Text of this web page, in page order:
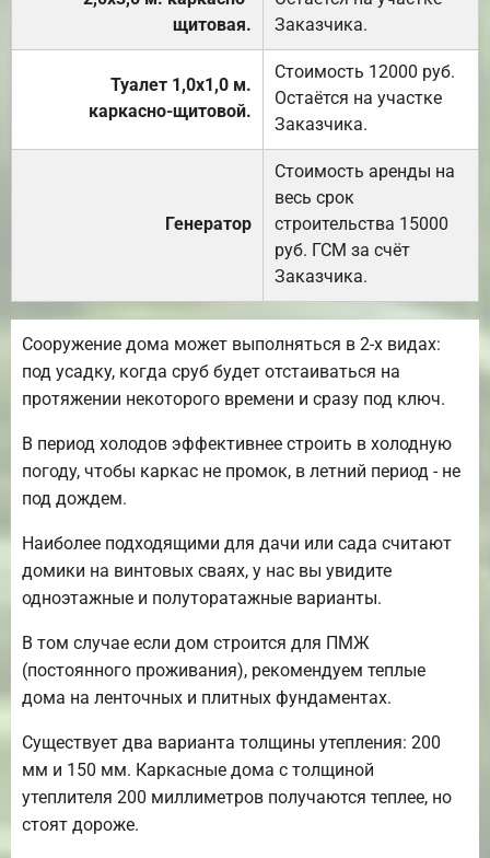
щитовая.
Заказчика.
Туалет 1,0х1,0 м.
каркасно-щитовой.
Стоимость 12000 руб.
Остаётся на участке
Заказчика.
Генератор
Стоимость аренды на
весь срок
строительства 15000
руб. ГСМ за счёт
Заказчика.
Сооружение дома может выполняться в 2-х видах:
под усадку, когда сруб будет отстаиваться на
протяжении некоторого времени и сразу под ключ.
В период холодов эффективнее строить в холодную
погоду, чтобы каркас не промок, в летний период - не
под дождем.
Наиболее подходящими для дачи или сада считают
домики на винтовых сваях, у нас вы увидите
одноэтажные и полуторатажные варианты.
В том случае если дом строится для ПМЖ
(постоянного проживания), рекомендуем теплые
дома на ленточных и плитных фундаментах.
Существует два варианта толщины утепления: 200
мм и 150 мм. Каркасные дома с толщиной
утеплителя 200 миллиметров получаются теплее, но
стоят дороже.